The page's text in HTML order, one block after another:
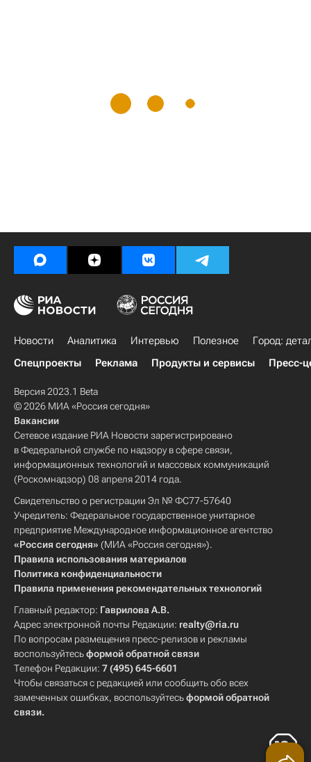
Новости Аналитика Интервью Полезное
Город:
Спецпроекты
Реклама Продукты и сервисы Пресс-
Версия 2023.1 Beta
© 2026 МИА «Россия сегодня»
Вакансии
Сетевое издание РИА Новости зарегистрировано
в Федеральной службе по надзору в сфере связи,
информационных технологий и массовых коммуникаций
(Роскомнадзор) 08 апреля 2014 года.
Свидетельство о регистрации Эл № ФС77-57640
Учредитель: Федеральное государственное унитарное
предприятие Международное информационное агентство
«Россия сегодня» (МИА «Россия сегодня»).
Правила использования материалов
Политика конфиденциальности
Правила применения рекомендательных технологий
Главный редактор: Гаврилова А.В.
Адрес электронной почты Редакции: realty@ria.ru
По вопросам размещения пресс-релизов и рекламы
воспользуйтесьформой обратной связи
Телефон Редакции: 7 (495) 645-6601
Чтобы связаться с редакцией или сообщить обо всех
замеченных ошибках, воспользуйтесьформой обратной
связи.